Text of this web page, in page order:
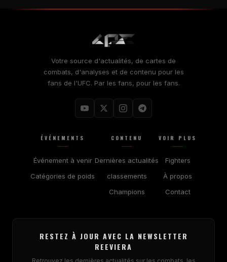
Votre source d'actualités, de cartes de
combats, d'analyses et de contenu pour les
fans de l'UFC. Par les fans, pour les fans.
ÉVÉNEMENTS
Événement à venir
Catégories de poids
CONTENU
Dernières actualités
classements
Champions
VOIR PLUS
Fighters
À propos
Contact
RESTEZ À JOUR AVEC LA NEWSLETTER
REEVIERA